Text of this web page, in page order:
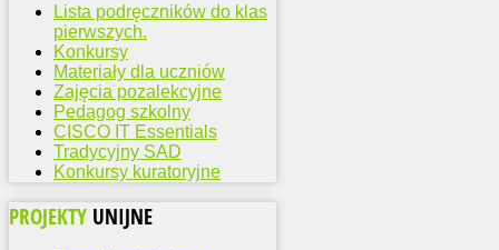
Lista podręczników do klas
pierwszych.
Konkursy
Materiały dla uczniów
Zajęcia pozalekcyjne
Pedagog szkolny
CISCO IT Essentials
Tradycyjny SAD
Konkursy kuratoryjne
PROJEKTY UNIJNE